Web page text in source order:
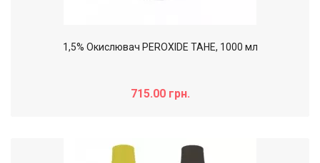
1,5% Окислювач PEROXIDE TAHE, 1000 мл
715.00 грн.